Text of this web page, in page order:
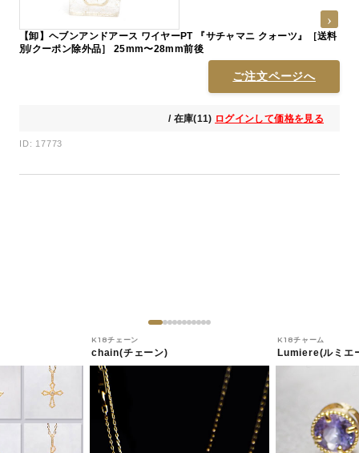
【卸】ヘブンアンドアース ワイヤーPT 『サチャマニ クォーツ』［送料
別/クーポン除外品］ 25mm〜28mm前後
ご注文ページへ
/ 在庫(11) ログインして価格を見る
ID: 17773
K18チェーン
chain(チェーン)
K18チャーム
Lumiere(ルミエ